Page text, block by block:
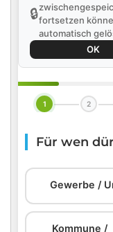
🔒fortsetzen
automatisch
OK
1 2
Für wen
Gewerbe /
Kommune /